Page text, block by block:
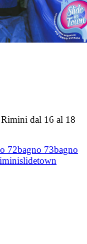
dal 16 al 18
72bagno 73bagno
slidetown